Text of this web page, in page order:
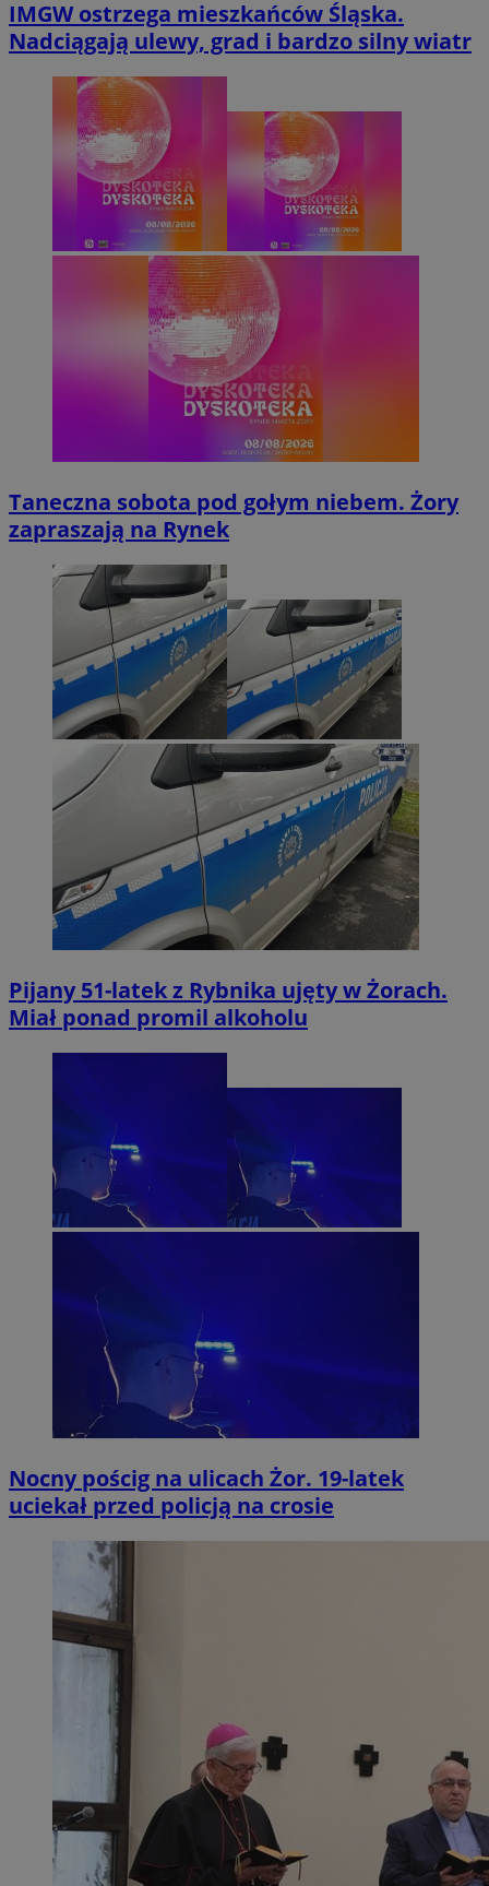
IMGW ostrzega mieszkańców Śląska.
Nadciągają ulewy, grad i bardzo silny wiatr
Taneczna sobota pod gołym niebem. Żory
zapraszają na Rynek
Pijany 51-latek z Rybnika ujęty w Żorach.
Miał ponad promil alkoholu
Nocny pościg na ulicach Żor. 19-latek
uciekał przed policją na crosie